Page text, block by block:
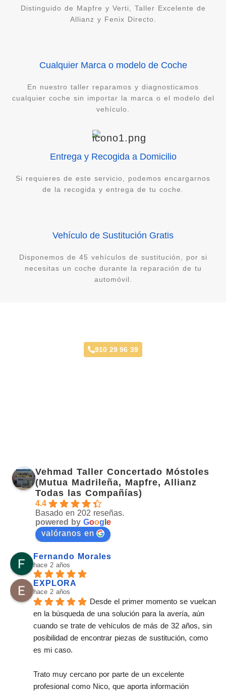
Distinguido de Mapfre y Verti, Taller Excelente de
Allianz y Fenix Directo.
Cualquier Marca o modelo de Coche
En nuestro taller reparamos y diagnosticamos
cualquier coche sin importar la marca o el modelo del
vehículo.
Entrega y Recogida a Domicilio
Si requieres de este servicio, podemos encargarnos
de la recogida y entrega de tu coche.
Vehículo de Sustitución Gratis
Disponemos de 45 vehículos de sustitución, por si
necesitas un coche durante la reparación de tu
automóvil.
910 29 96 39
Vehmad Taller Concertado Móstoles
(Mutua Madrileña, Mapfre, Allianz
Todas las Compañías)
4.4
Basado en 202 reseñas.
powered by Goog e
valóranos en
Fernando Morales
hace 2 años
EXPLORA
hace 2 años
Desde el primer momento se vuelcan
en la búsqueda de una solución para la avería, aún
cuando se trate de vehículos de más de 32 años, sin
posibilidad de encontrar piezas de sustitución, como
es mi caso.
Trato muy cercano por parte de un excelente
profesional como Nico, que aporta información